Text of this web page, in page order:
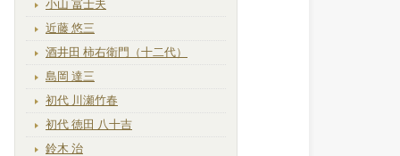
小山 冨士夫
近藤 悠三
酒井田 柿右衛門（十二代）
島岡 達三
初代 川瀬竹春
初代 徳田 八十吉
鈴木 治